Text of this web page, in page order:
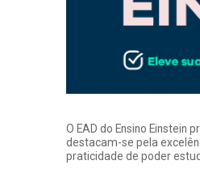
O EAD do Ensino
destacam-se pela
praticidade de poder